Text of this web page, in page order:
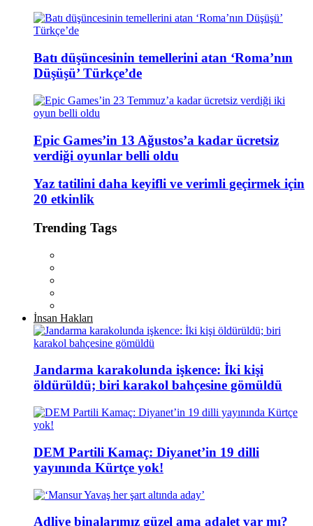
Batı düşüncesinin temellerini atan ‘Roma’nın
Düşüşü’ Türkçe’de
Epic Games’in 13 Ağustos’a kadar ücretsiz
verdiği oyunlar belli oldu
Yaz tatilini daha keyifli ve verimli geçirmek için
20 etkinlik
Trending Tags
İnsan Hakları
Jandarma karakolunda işkence: İki kişi
öldürüldü; biri karakol bahçesine gömüldü
DEM Partili Kamaç: Diyanet’in 19 dilli
yayınında Kürtçe yok!
Adliye binalarımız güzel ama adalet var mı?